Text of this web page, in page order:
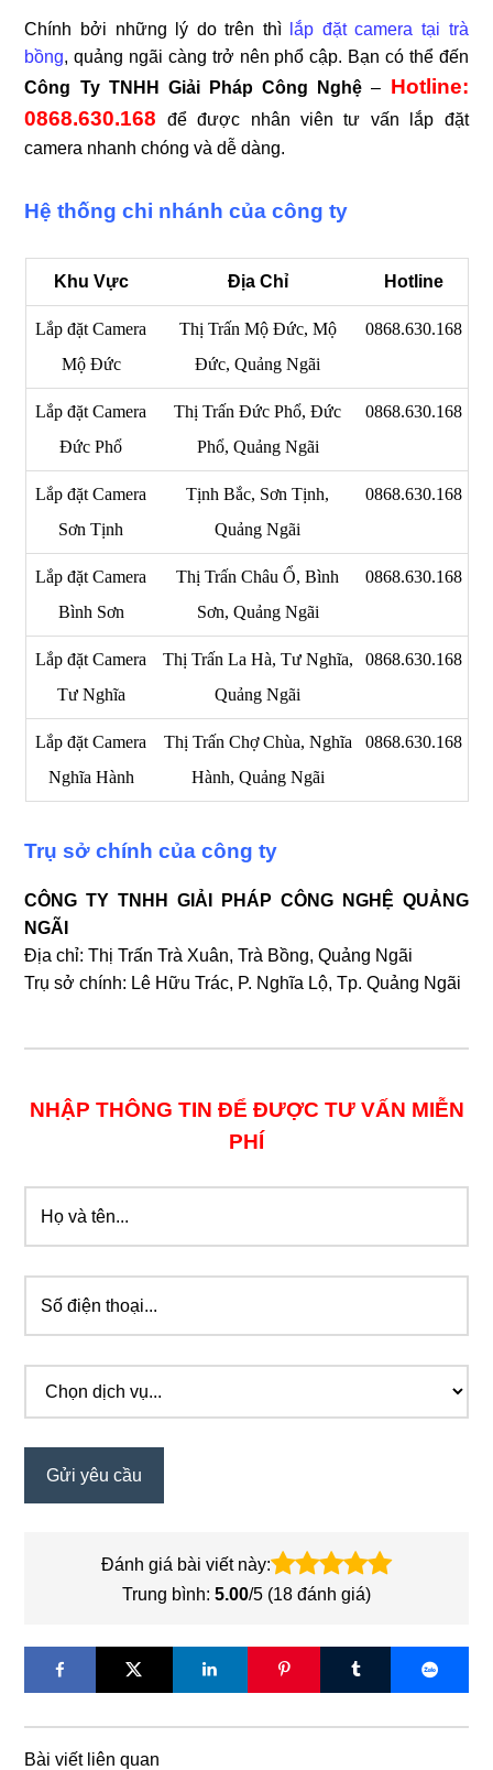
Chính bởi những lý do trên thì
lắp đặt camera tại trà
bồng, quảng ngãi càng trở nên phổ cập. Bạn có thể đến
Công Ty TNHH Giải Pháp Công Nghệ – Hotline:
0868.630.168 để được nhân viên tư vấn lắp đặt
camera nhanh chóng và dễ dàng.
Hệ thống chi nhánh của công ty
Khu Vực Địa Chỉ Hotline
Lắp đặt Camera
Mộ Đức
Thị Trấn Mộ Đức, Mộ
Đức, Quảng Ngãi
0868.630.168
Lắp đặt Camera
Đức Phổ
Thị Trấn Đức Phổ, Đức
Phổ, Quảng Ngãi
0868.630.168
Lắp đặt Camera
Sơn Tịnh
Tịnh Bắc, Sơn Tịnh,
Quảng Ngãi
0868.630.168
Lắp đặt Camera
Bình Sơn
Thị Trấn Châu Ổ, Bình
Sơn, Quảng Ngãi
0868.630.168
Lắp đặt Camera
Tư Nghĩa
Thị Trấn La Hà, Tư Nghĩa,
Quảng Ngãi
0868.630.168
Lắp đặt Camera
Nghĩa Hành
Thị Trấn Chợ Chùa, Nghĩa
Hành, Quảng Ngãi
0868.630.168
Trụ sở chính của công ty
CÔNG TY TNHH GIẢI PHÁP CÔNG NGHỆ QUẢNG
NGÃI
Địa chỉ: Thị Trấn Trà Xuân, Trà Bồng, Quảng Ngãi
Trụ sở chính: Lê Hữu Trác, P. Nghĩa Lộ, Tp. Quảng Ngãi
NHẬP THÔNG TIN ĐỂ ĐƯỢC TƯ VẤN MIỄN
PHÍ
Đánh giá bài viết này:
Trung bình: 5.00/5 (18 đánh giá)
Bài viết liên quan